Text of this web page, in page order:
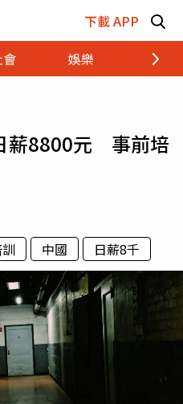
下載 APP
娛樂 財經
薪8800元 事前培
中國 日薪8千